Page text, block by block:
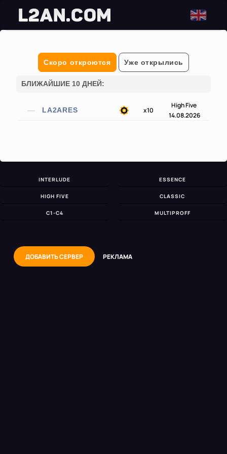
Скоро откроются Уже открылись
БЛИЖАЙШИЕ 10 ДНЕЙ:
LA2ARES x10
High Five
14.08.2026
INTERLUDE ESSENCE
HIGH FIVE CLASSIC
C1-C4 MULTIPROFF
ДОБАВИТЬ СЕРВЕР РЕКЛАМА